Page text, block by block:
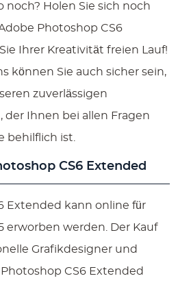
noch? Holen Sie sich noch
Photoshop CS6
Ihrer Kreativität freien Lauf!
können Sie auch sicher sein,
zuverlässigen
der Ihnen bei allen Fragen
behilflich ist.
CS6 Extended
Extended kann online für
erworben werden. Der Kauf
Grafikdesigner und
CS6 Extended